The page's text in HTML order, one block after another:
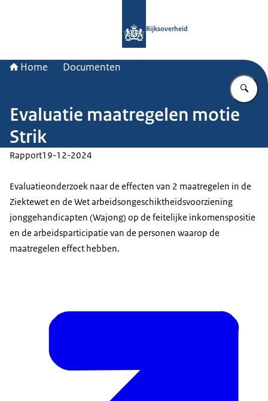
Rijksoverheid
Home Documenten
Evaluatie maatregelen motie
Strik
Rapport19-12-2024
Evaluatieonderzoek naar de effecten van 2 maatregelen in de
Ziektewet en de Wet arbeidsongeschiktheidsvoorziening
jonggehandicapten (Wajong) op de feitelijke inkomenspositie
en de arbeidsparticipatie van de personen waarop de
maatregelen effect hebben.